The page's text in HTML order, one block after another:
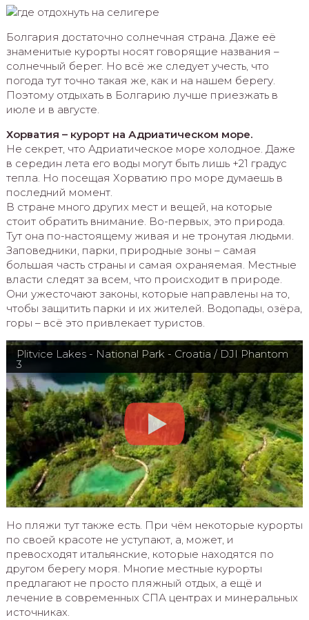
Болгария достаточно солнечная страна. Даже её
знаменитые курорты носят говорящие названия –
солнечный берег. Но всё же следует учесть, что
погода тут точно такая же, как и на нашем берегу.
Поэтому отдыхать в Болгарию лучше приезжать в
июле и в августе.
Хорватия – курорт на Адриатическом море.
Не секрет, что Адриатическое море холодное. Даже
в середин лета его воды могут быть лишь +21 градус
тепла. Но посещая Хорватию про море думаешь в
последний момент.
В стране много других мест и вещей, на которые
стоит обратить внимание. Во-первых, это природа.
Тут она по-настоящему живая и не тронутая людьми.
Заповедники, парки, природные зоны – самая
большая часть страны и самая охраняемая. Местные
власти следят за всем, что происходит в природе.
Они ужесточают законы, которые направлены на то,
чтобы защитить парки и их жителей. Водопады, озёра,
горы – всё это привлекает туристов.
Plitvice Lakes - National Park - Croatia / DJI Phantom
3
Но пляжи тут также есть. При чём некоторые курорты
по своей красоте не уступают, а, может, и
превосходят итальянские, которые находятся по
другом берегу моря. Многие местные курорты
предлагают не просто пляжный отдых, а ещё и
лечение в современных СПА центрах и минеральных
источниках.